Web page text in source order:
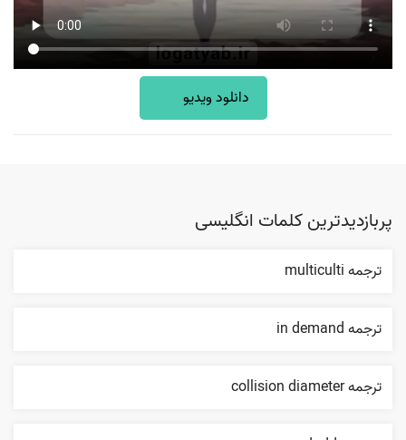
دانلود ویدیو
پربازدیدترین کلمات انگلیسی
ترجمه multiculti
ترجمه in demand
ترجمه collision diameter